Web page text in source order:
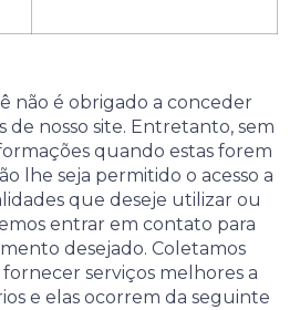
não é obrigado a conceder
de nosso site. Entretanto, sem
quando estas forem
lhe seja permitido o acesso a
que deseje utilizar ou
entrar em contato para
desejado. Coletamos
serviços melhores a
e elas ocorrem da seguinte